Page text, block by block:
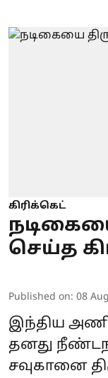
கிரிக்கெட்
செய்த
Published on: 08
இந்திய
தனது
சவுகானை